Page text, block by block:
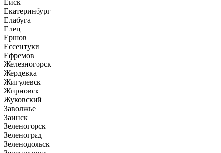
Ейск
Екатеринбург
Елабуга
Елец
Ершов
Ессентуки
Ефремов
Железногорск
Жердевка
Жигулевск
Жирновск
Жуковский
Заволжье
Заинск
Зеленогорск
Зеленоград
Зеленодольск